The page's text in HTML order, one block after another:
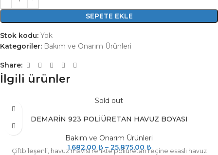
SEPETE EKLE
Stok kodu: Yok
Kategoriler: Bakım ve Onarım Ürünleri
Share:
İlgili ürünler
Sold out
DEMARİN 923 POLİÜRETAN HAVUZ BOYASI
Bakım ve Onarım Ürünleri
1.682,00 ₺ – 25.875,00 ₺
Çiftbileşenli, havuz mavisi renkte poliüretan reçine esaslı havuz